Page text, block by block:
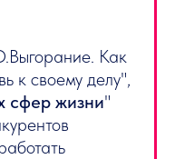
Как
к своему делу",
сфер жизни"